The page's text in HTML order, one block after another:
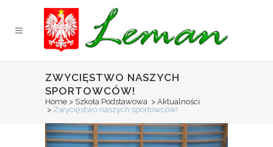
ZWYCIĘSTWO NASZYCH
SPORTOWCÓW!
Home > Szkoła Podstawowa > Aktualności
> Zwycięstwo naszych sportowców!